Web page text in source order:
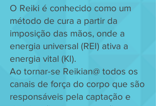
O Reiki é conhecido como um
método de cura a partir da
imposição das mãos, onde a
energia universal (REI) ativa a
energia vital (KI).
Ao tornar-se Reikian@ todos os
canais de força do corpo que são
responsáveis pela captação e